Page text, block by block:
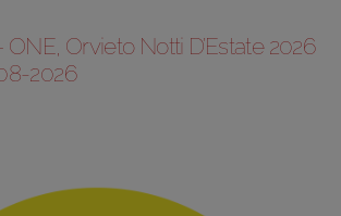
ONE, Orvieto Notti D’Estate 2026
2026